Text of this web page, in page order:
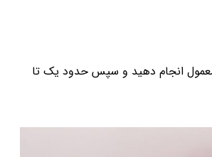
انجام دهید و سپس حدود یک تا